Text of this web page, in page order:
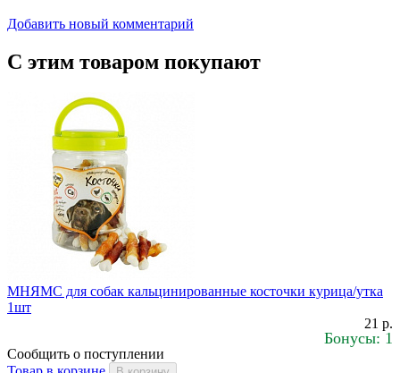
Добавить новый комментарий
С этим товаром покупают
МНЯМС для собак кальцинированные косточки курица/утка
1шт
21 р.
Бонусы: 1
Сообщить о поступлении